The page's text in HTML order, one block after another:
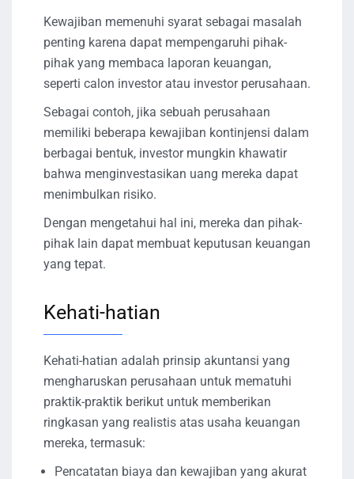
Kewajiban memenuhi syarat sebagai masalah
penting karena dapat mempengaruhi pihak-
pihak yang membaca laporan keuangan,
seperti calon investor atau investor perusahaan.
Sebagai contoh, jika sebuah perusahaan
memiliki beberapa kewajiban kontinjensi dalam
berbagai bentuk, investor mungkin khawatir
bahwa menginvestasikan uang mereka dapat
menimbulkan risiko.
Dengan mengetahui hal ini, mereka dan pihak-
pihak lain dapat membuat keputusan keuangan
yang tepat.
Kehati-hatian
Kehati-hatian adalah prinsip akuntansi yang
mengharuskan perusahaan untuk mematuhi
praktik-praktik berikut untuk memberikan
ringkasan yang realistis atas usaha keuangan
mereka, termasuk:
Pencatatan biaya dan kewajiban yang akurat